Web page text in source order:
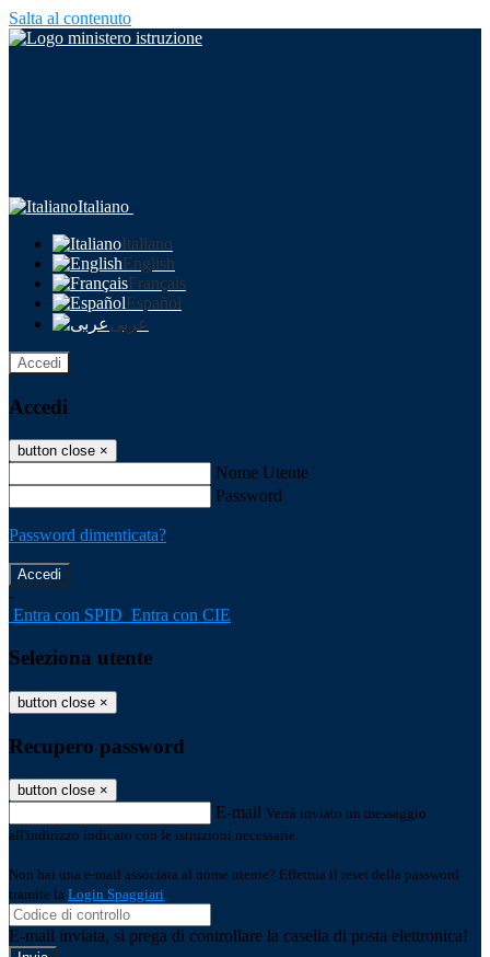
Salta al contenuto
Italiano
Italiano
English
Français
Español
عربى
Accedi
Accedi
button close ×
Nome Utente
Password
Password dimenticata?
-
Entra con SPID Entra con CIE
Seleziona utente
button close ×
Recupero password
button close ×
E-mail Verrà inviato un messaggio
all'indirizzo indicato con le istruzioni necessarie.
Non hai una e-mail associata al nome utente? Effettua il reset della password
tramite la Login Spaggiari
E-mail inviata, si prega di controllare la casella di posta elettronica!